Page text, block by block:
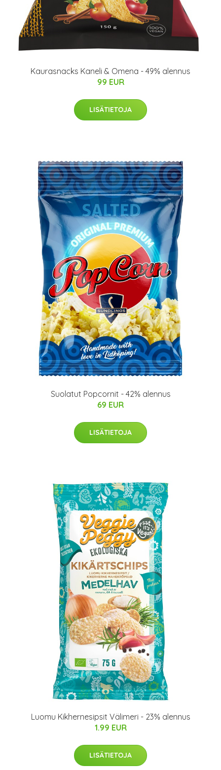
Kaurasnacks Kaneli & Omena - 49% alennus
99 EUR
LISÄTIETOJA
Suolatut Popcornit - 42% alennus
69 EUR
LISÄTIETOJA
Luomu Kikhernesipsit Välimeri - 23% alennus
1.99 EUR
LISÄTIETOJA